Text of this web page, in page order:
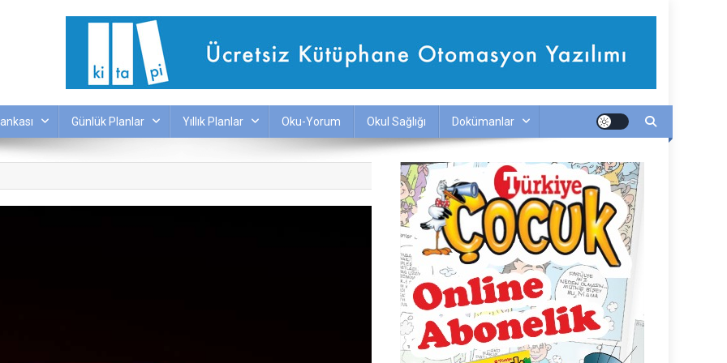
Günlük Planlar Yıllık Planlar Oku-Yorum Okul Sağlığı Dokümanlar